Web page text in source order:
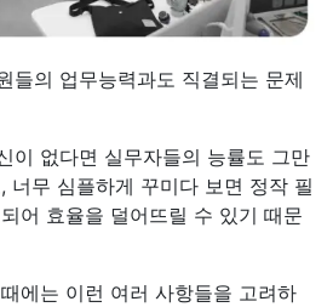
들의 업무능력과도 직결되는 문제
이 없다면 실무자들의 능률도 그만
너무 심플하게 꾸미다 보면 정작 필
어 효율을 덜어뜨릴 수 있기 때문
에는 이런 여러 사항들을 고려하